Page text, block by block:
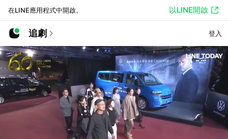
在LINE應用程式中開啟。 以LINE開啟
追劇 登入